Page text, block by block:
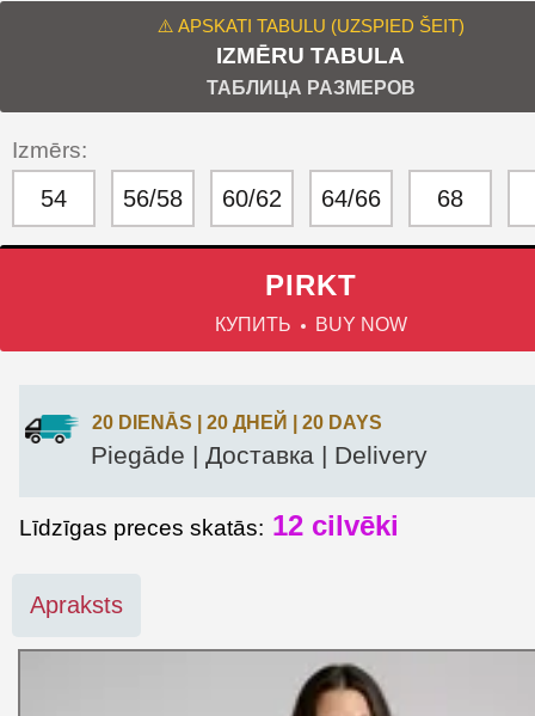
⚠️ APSKATI TABULU (UZSPIED ŠEIT)
IZMĒRU TABULA
ТАБЛИЦА РАЗМЕРОВ
Izmērs:
54 56/58 60/62 64/66 68
PIRKT
КУПИТЬ BUY NOW
20 DIENĀS | 20 ДНЕЙ | 20 DAYS
Piegāde | Доставка | Delivery
Līdzīgas preces skatās: 12 cilvēki
Apraksts